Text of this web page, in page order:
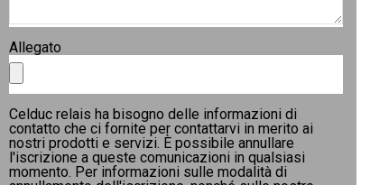
Allegato
Celduc relais ha bisogno delle informazioni di
contatto che ci fornite per contattarvi in merito ai
nostri prodotti e servizi. È possibile annullare
l'iscrizione a queste comunicazioni in qualsiasi
momento. Per informazioni sulle modalità di